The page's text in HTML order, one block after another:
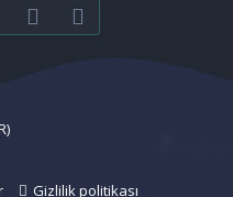
youtubeBize ulaşın
Gizlilik politikası